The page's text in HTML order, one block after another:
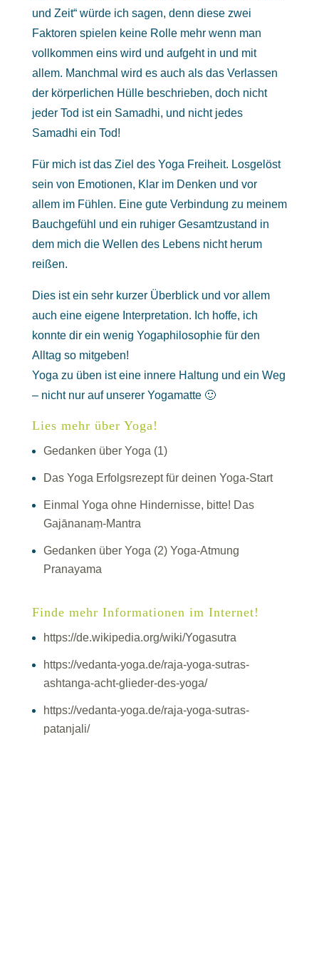
und Zeit“ würde ich sagen, denn diese zwei
Faktoren spielen keine Rolle mehr wenn man
vollkommen eins wird und aufgeht in und mit
allem. Manchmal wird es auch als das Verlassen
der körperlichen Hülle beschrieben, doch nicht
jeder Tod ist ein Samadhi, und nicht jedes
Samadhi ein Tod!
Für mich ist das Ziel des Yoga Freiheit. Losgelöst
sein von Emotionen, Klar im Denken und vor
allem im Fühlen. Eine gute Verbindung zu meinem
Bauchgefühl und ein ruhiger Gesamtzustand in
dem mich die Wellen des Lebens nicht herum
reißen.
Dies ist ein sehr kurzer Überblick und vor allem
auch eine eigene Interpretation. Ich hoffe, ich
konnte dir ein wenig Yogaphilosophie für den
Alltag so mitgeben!
Yoga zu üben ist eine innere Haltung und ein Weg
– nicht nur auf unserer Yogamatte 🙂
Lies mehr über Yoga!
Gedanken über Yoga (1)
Das Yoga Erfolgsrezept für deinen Yoga-Start
Einmal Yoga ohne Hindernisse, bitte! Das
Gajānanaṃ-Mantra
Gedanken über Yoga (2) Yoga-Atmung
Pranayama
Finde mehr Informationen im Internet!
https://de.wikipedia.org/wiki/Yogasutra
https://vedanta-yoga.de/raja-yoga-sutras-
ashtanga-acht-glieder-des-yoga/
https://vedanta-yoga.de/raja-yoga-sutras-
patanjali/